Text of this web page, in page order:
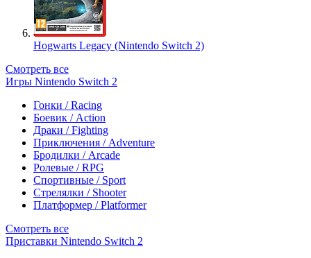
Hogwarts Legacy (Nintendo Switch 2)
Смотреть все
Игры Nintendo Switch 2
Гонки / Racing
Боевик / Action
Драки / Fighting
Приключения / Adventure
Бродилки / Arcade
Ролевые / RPG
Спортивные / Sport
Стрелялки / Shooter
Платформер / Platformer
Смотреть все
Приставки Nintendo Switch 2